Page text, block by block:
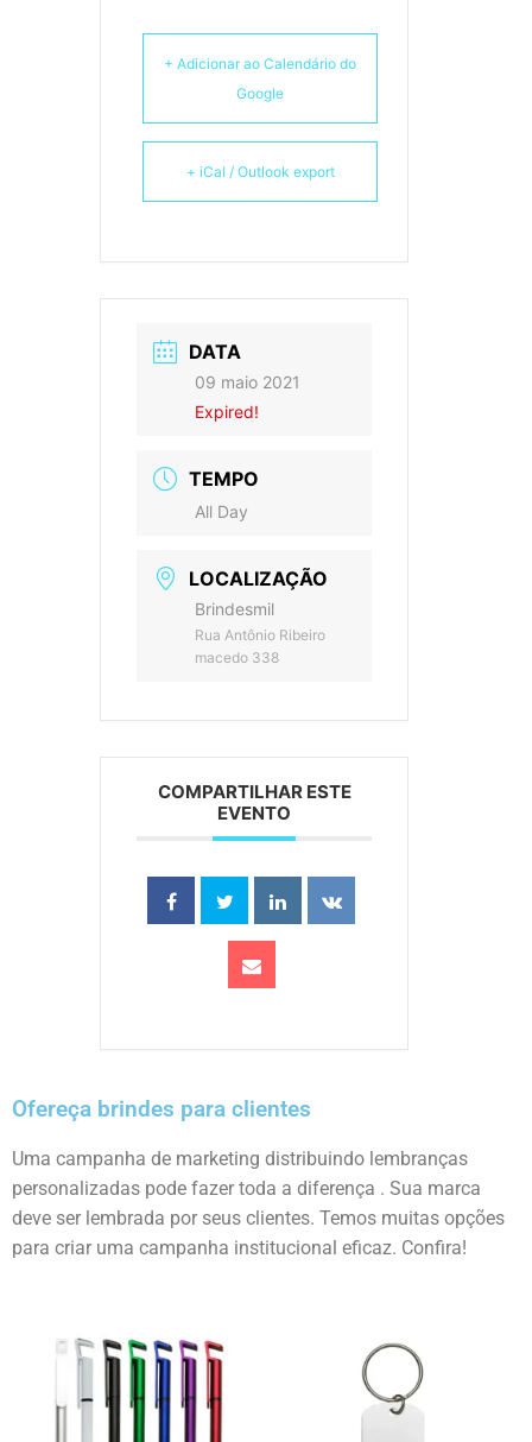
+ Adicionar ao Calendário do
Google
+ iCal / Outlook export
DATA
09 maio 2021
Expired!
TEMPO
All Day
LOCALIZAÇÃO
Brindesmil
Rua Antônio Ribeiro
macedo 338
COMPARTILHAR ESTE
EVENTO
Ofereça brindes para clientes
Uma campanha de marketing distribuindo lembranças
personalizadas pode fazer toda a diferença . Sua marca
deve ser lembrada por seus clientes. Temos muitas opções
para criar uma campanha institucional eficaz. Confira!